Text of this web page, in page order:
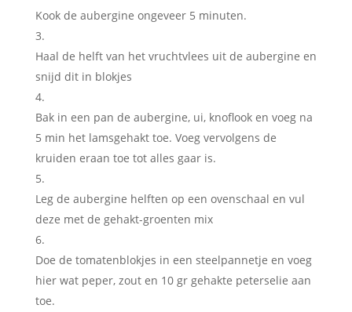
Kook de aubergine ongeveer 5 minuten.
Haal de helft van het vruchtvlees uit de aubergine en
snijd dit in blokjes
Bak in een pan de aubergine, ui, knoflook en voeg na
5 min het lamsgehakt toe. Voeg vervolgens de
kruiden eraan toe tot alles gaar is.
Leg de aubergine helften op een ovenschaal en vul
deze met de gehakt-groenten mix
Doe de tomatenblokjes in een steelpannetje en voeg
hier wat peper, zout en 10 gr gehakte peterselie aan
toe.